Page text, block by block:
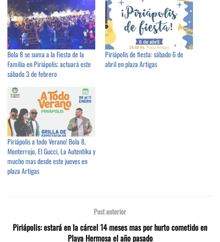
Bola 8 se suma a la Fiesta de la
Familia en Piriápolis; actuará este
sábado 3 de febrero
Piriápolis de fiesta: sábado 6 de
abril en plaza Artigas
Piriápolis a todo Verano! Bola 8,
Monterrojo, El Gucci, La Autentika y
mucho mas desde este jueves en
plaza Artigas
Post anterior
Piriápolis: estará en la cárcel 14 meses mas por hurto cometido en
Playa Hermosa el año pasado